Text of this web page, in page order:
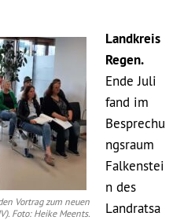
Vortrag zum neuen
Foto: Heike Meents.
Landkreis
Regen.
Ende Juli
fand im
Besprechu
ngsraum
Falkenstei
n des
Landratsa